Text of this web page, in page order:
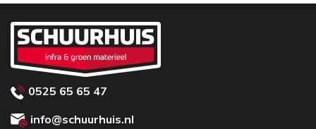
0525 65 65 47
info@schuurhuis.nl